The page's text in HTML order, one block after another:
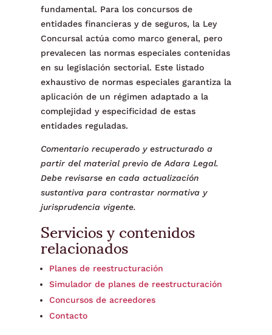
fundamental. Para los concursos de
entidades financieras y de seguros, la Ley
Concursal actúa como marco general, pero
prevalecen las normas especiales contenidas
en su legislación sectorial. Este listado
exhaustivo de normas especiales garantiza la
aplicación de un régimen adaptado a la
complejidad y especificidad de estas
entidades reguladas.
Comentario recuperado y estructurado a
partir del material previo de Adara Legal.
Debe revisarse en cada actualización
sustantiva para contrastar normativa y
jurisprudencia vigente.
Servicios y contenidos
relacionados
Planes de reestructuración
Simulador de planes de reestructuración
Concursos de acreedores
Contacto